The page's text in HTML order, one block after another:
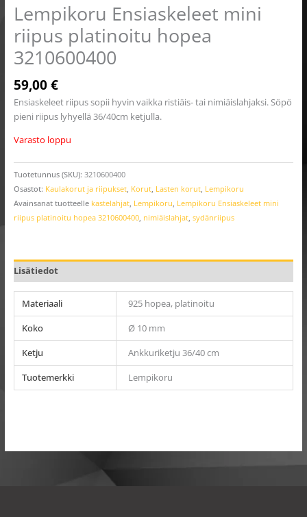
Lempikoru Ensiaskeleet mini
riipus platinoitu hopea
3210600400
59,00€
Ensiaskeleet riipus sopii hyvin vaikka ristiäis- tai nimiäislahjaksi. Söpö
pieni riipus lyhyellä 36/40cm ketjulla.
Varasto loppu
Tuotetunnus (SKU): 3210600400
Osastot: Kaulakorut ja riipukset, Korut, Lasten korut, Lempikoru
Avainsanat tuotteelle kastelahjat, Lempikoru Lempikoru Ensiaskeleet mini
riipus platinoitu hopea 3210600400, nimiäislahjat, sydänriipus
Lisätiedot
Materiaali
925 hopea, platinoitu
Koko
Ø 10 mm
Ketju
Ankkuriketju 36/40 cm
Tuotemerkki
Lempikoru